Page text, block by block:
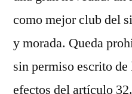
como mejor club del
y morada. Queda
sin permiso escrito de
efectos del artículo